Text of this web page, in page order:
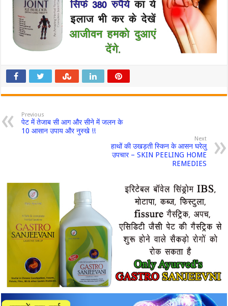
Previous
पेट में तेजाब सी आग और सीने में जलन के
10 आसान उपाय और नुस्खे !!
Next
हाथों की उखड़ती स्किन के आसन घरेलु
उपचार – SKIN PEELING HOME
REMEDIES